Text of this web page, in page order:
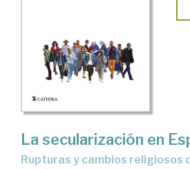
La secularización en
Rupturas y cambios religiosos desde la sociología